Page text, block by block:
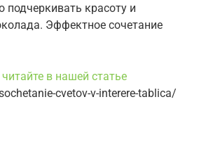
красоту и
Эффектное сочетание
читайте в нашей статье
cvetov-v-interere-tablica/